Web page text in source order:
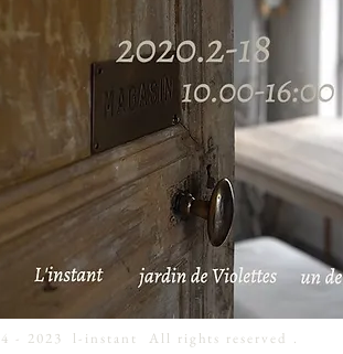
- 2023 l-instant All rights reserved .